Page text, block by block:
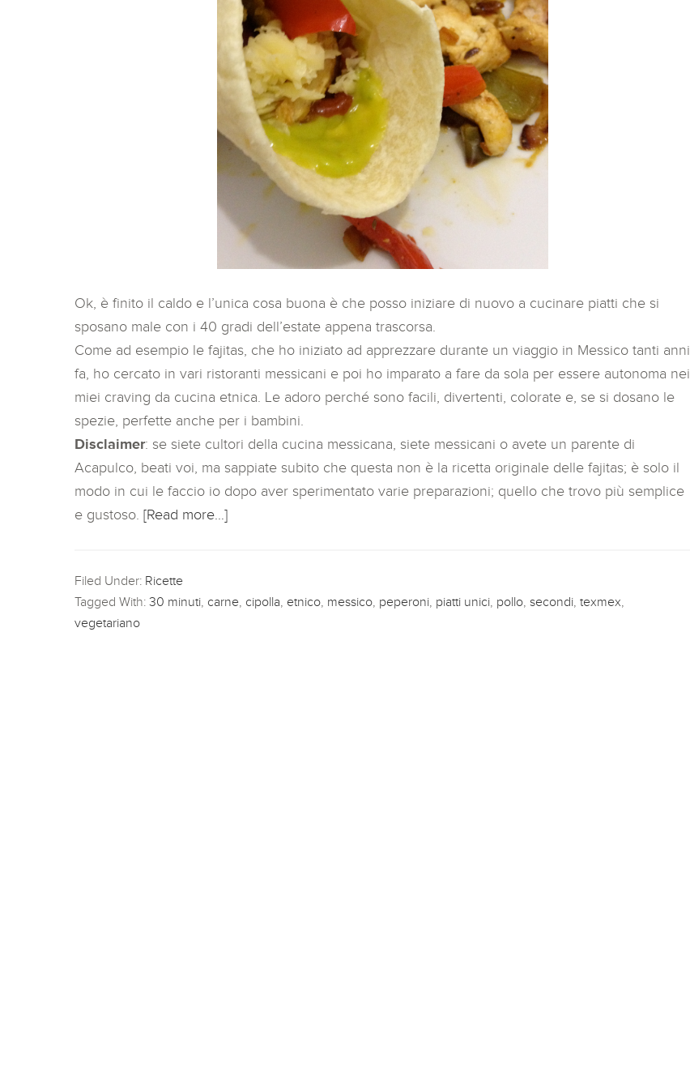
Ok, è finito il caldo e l’unica cosa buona è che posso iniziare di nuovo a cucinare piatti che si
sposano male con i 40 gradi dell’estate appena trascorsa.
Come ad esempio le fajitas, che ho iniziato ad apprezzare durante un viaggio in Messico tanti anni
fa, ho cercato in vari ristoranti messicani e poi ho imparato a fare da sola per essere autonoma nei
miei craving da cucina etnica. Le adoro perché sono facili, divertenti, colorate e, se si dosano le
spezie, perfette anche per i bambini.
Disclaimer: se siete cultori della cucina messicana, siete messicani o avete un parente di
Acapulco, beati voi, ma sappiate subito che questa non è la ricetta originale delle fajitas; è solo il
modo in cui le faccio io dopo aver sperimentato varie preparazioni; quello che trovo più semplice
e gustoso. [Read more…]
Filed Under: Ricette
Tagged With: 30 minuti carne cipolla etnico messico peperoni piatti unici pollo secondi texmex
vegetariano